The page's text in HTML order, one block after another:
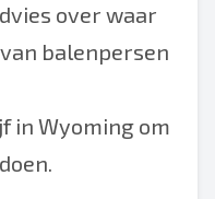
over waar
balenpersen
in Wyoming om